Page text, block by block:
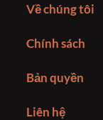
Về chúng tôi
Chính sách
Bản quyền
Liên hệ